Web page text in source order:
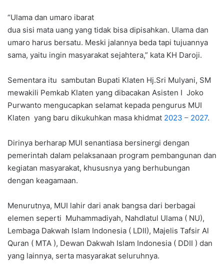
“Ulama dan umaro ibarat
dua sisi mata uang yang tidak bisa dipisahkan. Ulama dan
umaro harus bersatu. Meski jalannya beda tapi tujuannya
sama, yaitu ingin masyarakat sejahtera,” kata KH Daroji.
Sementara itu sambutan Bupati Klaten Hj.Sri Mulyani, SM
mewakili Pemkab Klaten yang dibacakan Asisten I Joko
Purwanto mengucapkan selamat kepada pengurus MUI
Klaten yang baru dikukuhkan masa khidmat 2023 – 2027.
Dirinya berharap MUI senantiasa bersinergi dengan
pemerintah dalam pelaksanaan program pembangunan dan
kegiatan masyarakat, khususnya yang berhubungan
dengan keagamaan.
Menurutnya, MUI lahir dari anak bangsa dari berbagai
elemen seperti Muhammadiyah, Nahdlatul Ulama ( NU),
Lembaga Dakwah Islam Indonesia ( LDII), Majelis Tafsir Al
Quran ( MTA ), Dewan Dakwah Islam Indonesia ( DDII ) dan
yang lainnya, serta masyarakat seluruhnya.